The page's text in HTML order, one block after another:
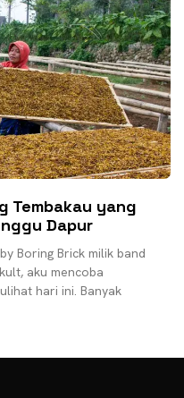
Tembakau yang
Dapur
Boring Brick milik band
aku mencoba
hari ini. Banyak